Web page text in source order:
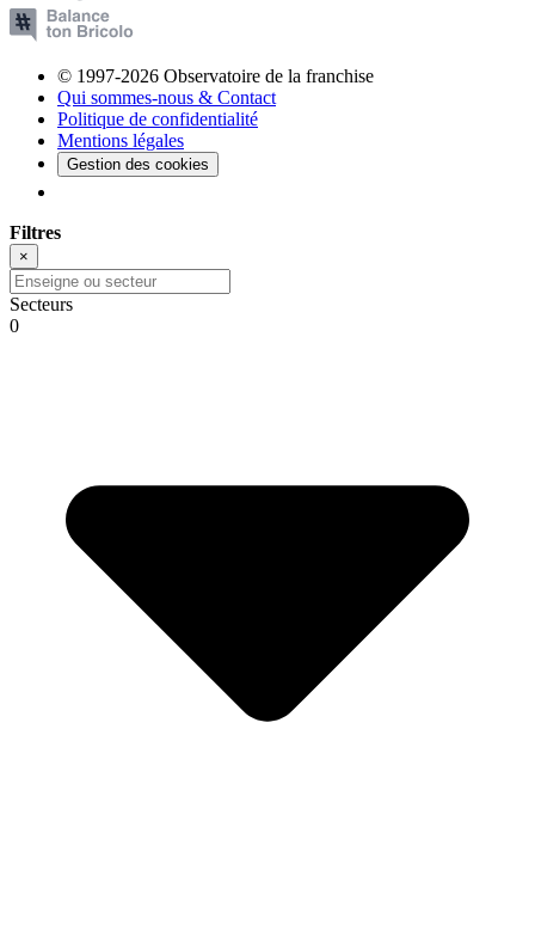
© 1997-2026 Observatoire de la franchise
Qui sommes-nous & Contact
Politique de confidentialité
Mentions légales
Gestion des cookies
Filtres
×
Secteurs
0